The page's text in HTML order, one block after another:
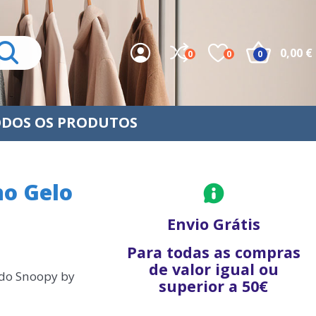
0 0 0,00 €
0
OS PRODUTOS
Gelo
Snoopy by
Envio Grátis
Para todas as compras
de valor igual ou
superior a 50€